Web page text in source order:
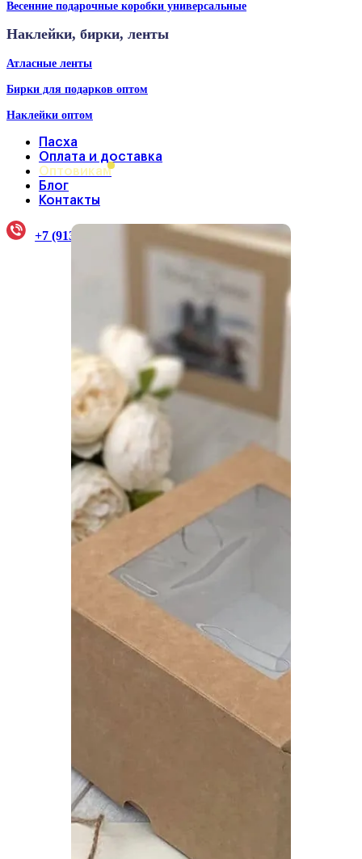
Весенние подарочные коробки универсальные
Наклейки, бирки, ленты
Атласные ленты
Бирки для подарков оптом
Наклейки оптом
Пасха
Оплата и доставка
Оптовикам
Блог
Контакты
+7 (913) 922-33-38